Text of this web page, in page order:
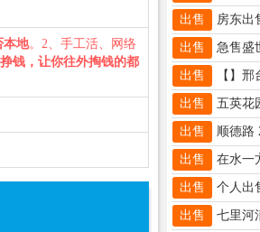
本地。2、手工活、网络
钱，让你往外掏钱的都
出售
出售
出售
出售
出售
出售
出售
出售